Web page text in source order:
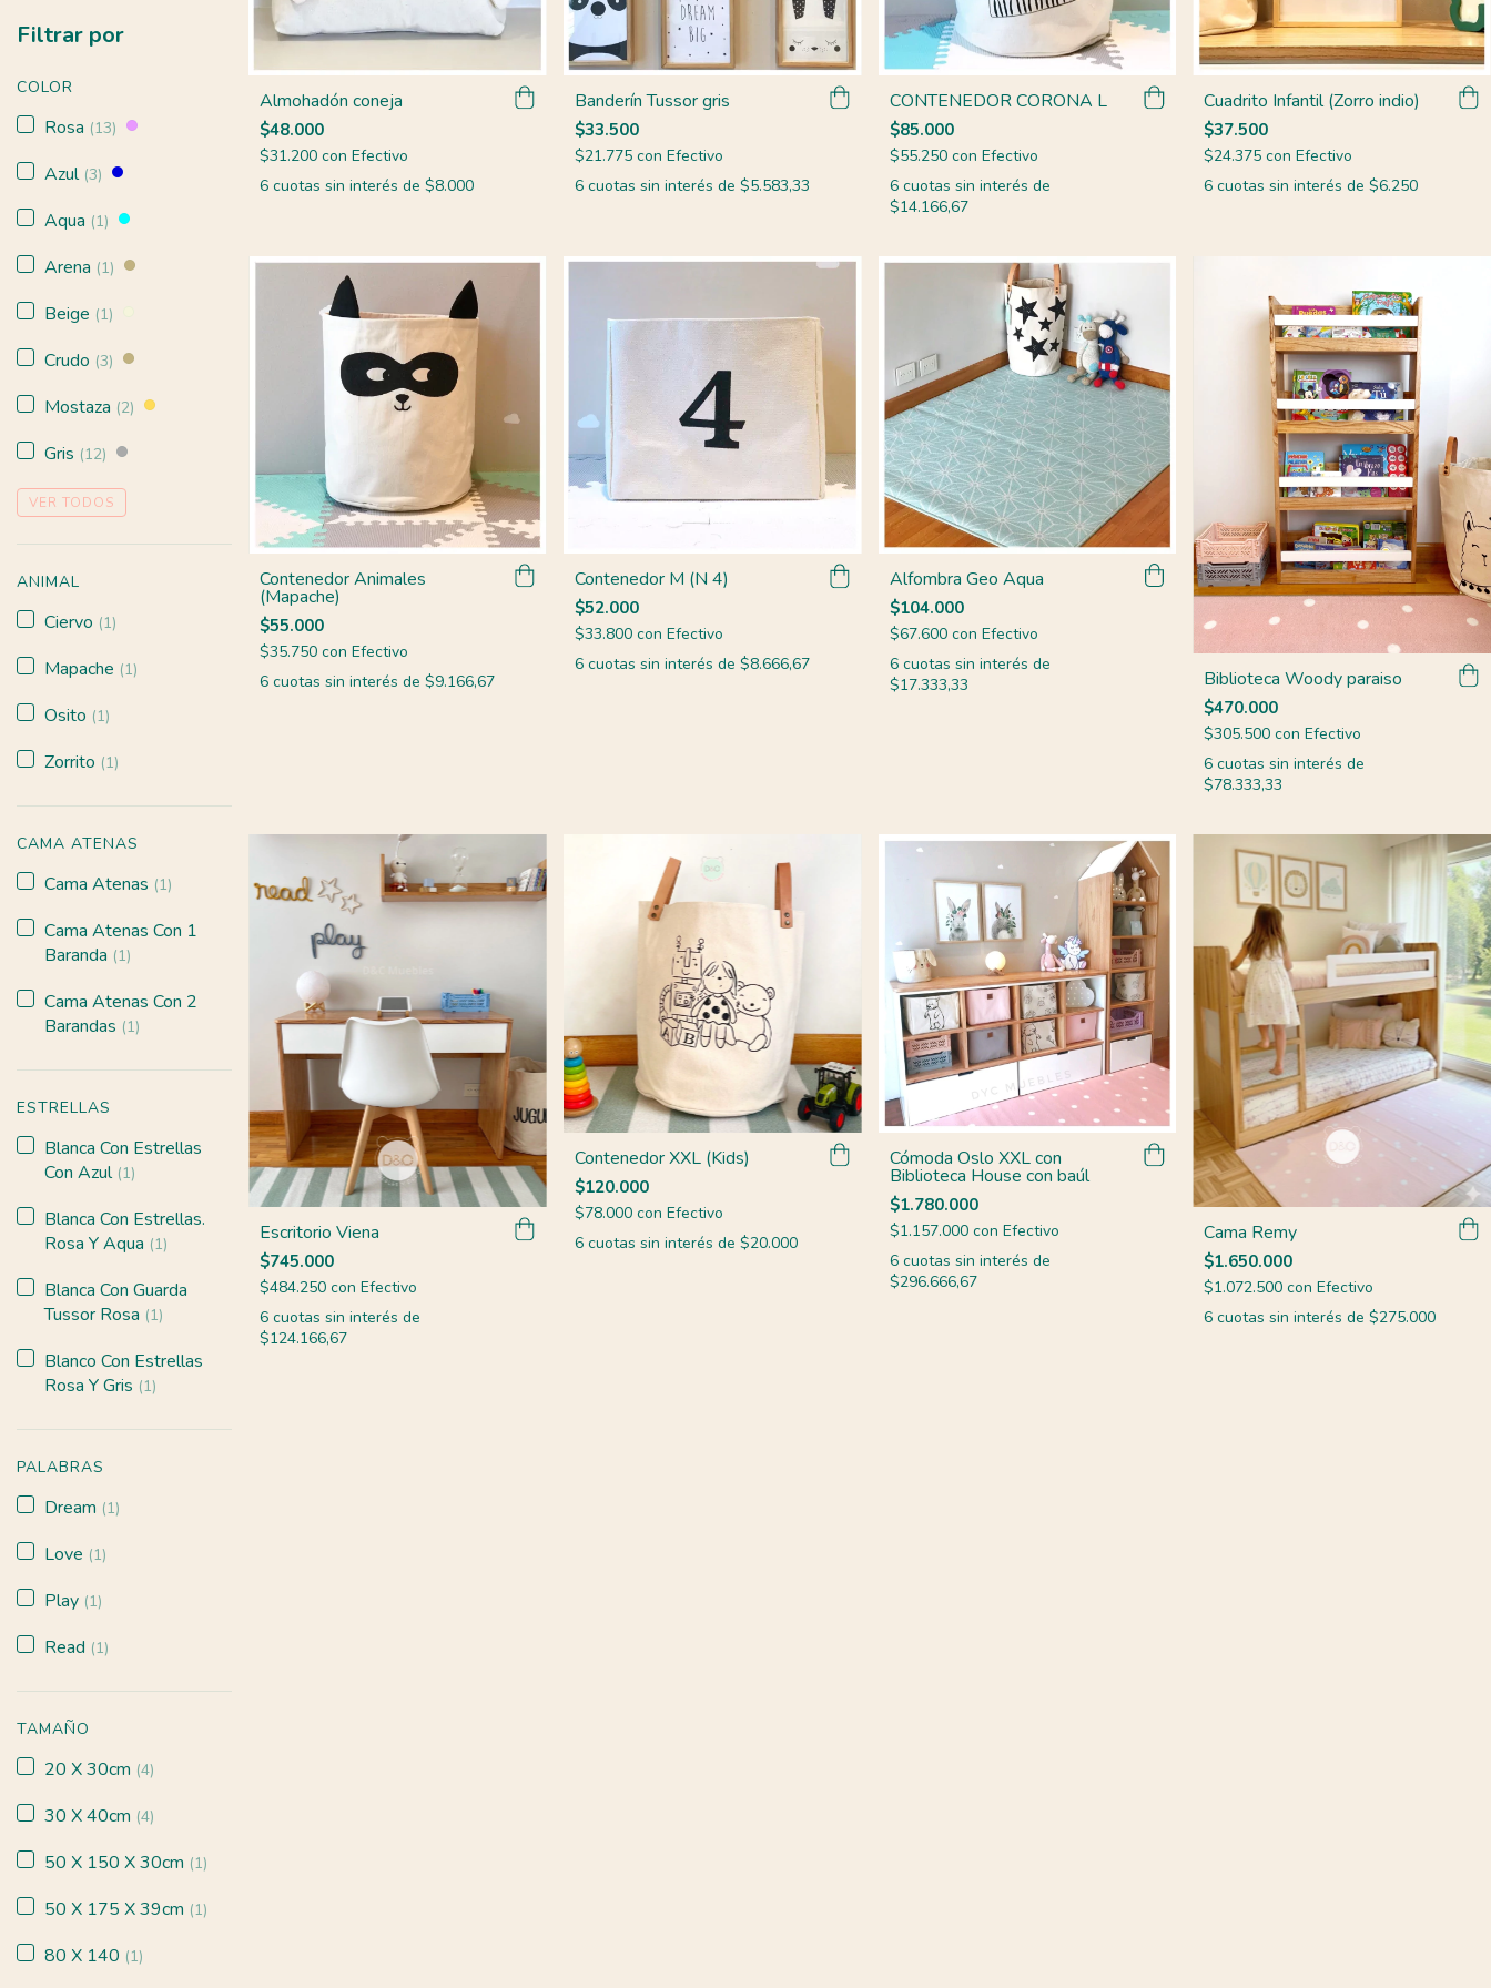
Filtrar por
COLOR
Rosa (13)
Azul (3)
Aqua (1)
Arena (1)
Beige (1)
Crudo (3)
Mostaza (2)
Gris (12)
VER TODOS
ANIMAL
Ciervo (1)
Mapache (1)
Osito (1)
Zorrito (1)
CAMA ATENAS
Cama Atenas (1)
Cama Atenas Con 1
Baranda (1)
Cama Atenas Con 2
Barandas (1)
ESTRELLAS
Blanca Con Estrellas
Con Azul (1)
Blanca Con Estrellas.
Rosa Y Aqua (1)
Blanca Con Guarda
Tussor Rosa (1)
Blanco Con Estrellas
Rosa Y Gris (1)
PALABRAS
Dream (1)
Love (1)
Play (1)
Read (1)
TAMAÑO
20 X 30cm (4)
30 X 40cm (4)
50 X 150 X 30cm (1)
50 X 175 X 39cm (1)
80 X 140 (1)
Almohadón coneja
$48.000
$31.200 con Efectivo
6 cuotas sin interés de $8.000
Banderín Tussor gris
$33.500
$21.775 con Efectivo
6 cuotas sin interés de $5.583,33
CONTENEDOR CORONA L
$85.000
$55.250 con Efectivo
6 cuotas sin interés de
$14.166,67
Cuadrito Infantil (Zorro indio)
$37.500
$24.375con Efectivo
6 cuotas sin interés de$6.250
Contenedor Animales
(Mapache)
$55.000
$35.750 con Efectivo
6 cuotas sin interés de $9.166,67
Contenedor M (N 4)
$52.000
$33.800 con Efectivo
6 cuotas sin interés de $8.666,67
Alfombra Geo Aqua
$104.000
$67.600 con Efectivo
6 cuotas sin interés de
$17.333,33
Biblioteca Woody paraiso
$470.000
$305.500con Efectivo
6 cuotas sin interés de
$78.333,33
Escritorio Viena
$745.000
$484.250 con Efectivo
6 cuotas sin interés de
$124.166,67
Contenedor XXL (Kids)
$120.000
$78.000 con Efectivo
6 cuotas sin interés de $20.000
Cómoda Oslo XXL con
Biblioteca House con baúl
$1.780.000
$1.157.000 con Efectivo
6 cuotas sin interés de
$296.666,67
Cama Remy
$1.650.000
$1.072.500con Efectivo
6 cuotas sin interés de$275.000